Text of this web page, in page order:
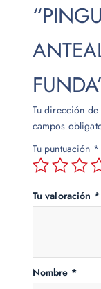
Tu dirección
campos
Tu puntuación *
Tu valoración *
Nombre *